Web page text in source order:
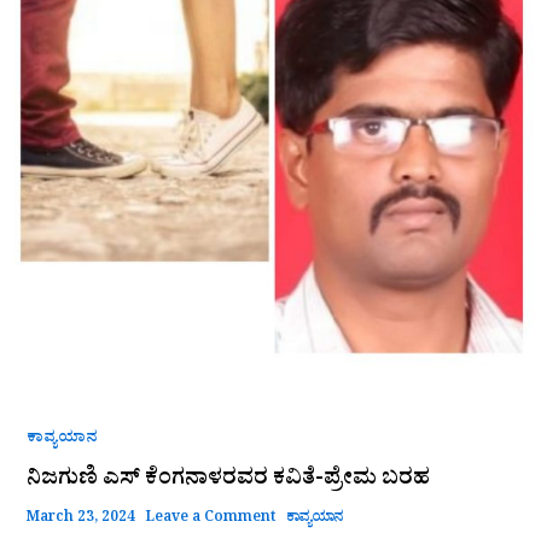
ಕಾವ್ಯಯಾನ
ನಿಜಗುಣಿ ಎಸ್ ಕೆಂಗನಾಳರವರ ಕವಿತೆ-ಪ್ರೇಮ ಬರಹ
March 23, 2024 Leave a Comment ಕಾವ್ಯಯಾನ